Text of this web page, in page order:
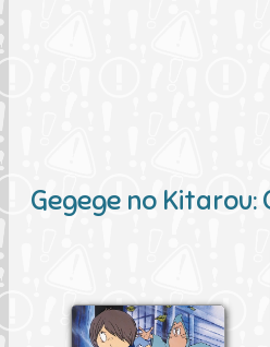
Gegege no Kitarou: